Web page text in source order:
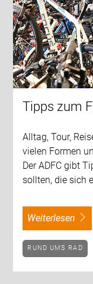
Tipps zum
Alltag, Tour,
vielen Formen
Der ADFC gibt
sollten, die sich
weiterlesen
RUND UMS RAD